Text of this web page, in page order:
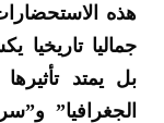
هذه الاستحضارات
جماليا
بل يمتد
الجغرافيا”